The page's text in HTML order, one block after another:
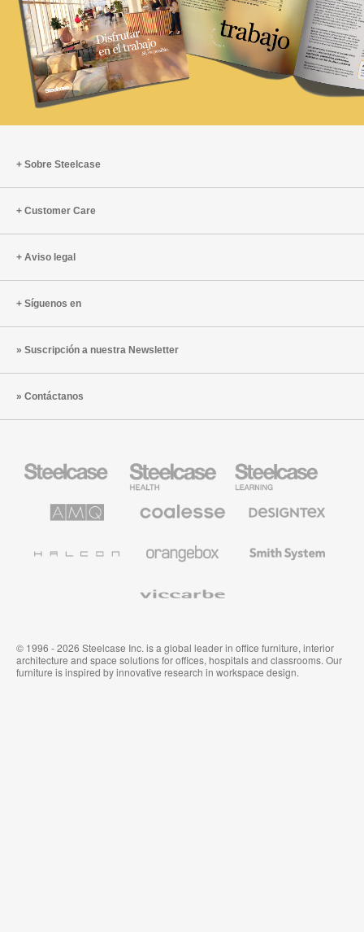
Sobre Steelcase
Customer Care
Aviso legal
Síguenos en
Suscripción a nuestra Newsletter
Contáctanos
Steelcase
para
sanidad
Steelcase
para
educación
Steelcase
Solutions
premium
System
© 1996 - 2026 Steelcase Inc. is a global leader in office furniture, interior
architecture and space solutions for offices, hospitals and classrooms. Our
furniture is inspired by innovative research in workspace design.